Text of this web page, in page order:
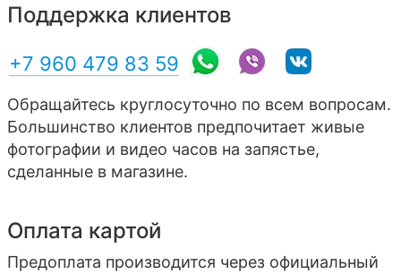
Поддержка клиентов
+7 960 479 83 59
Обращайтесь круглосуточно по всем вопросам.
Большинство клиентов предпочитает живые
фотографии и видео часов на запястье,
сделанные в магазине.
Оплата картой
Предоплата производится через официальный